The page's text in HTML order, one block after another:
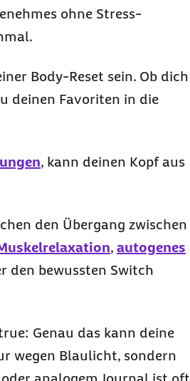
ohne Stress-
Body-Reset sein. Ob dich
deinen Favoriten in die
, kann deinen Kopf aus
den Übergang zwischen
, autogenes
den bewussten Switch
: Genau das kann deine
wegen Blaulicht, sondern